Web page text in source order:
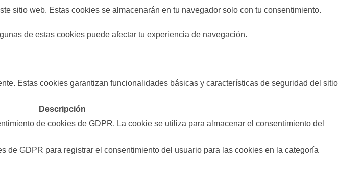
sitio web. Estas cookies se almacenarán en tu navegador solo con tu consentimiento.
de estas cookies puede afectar tu experiencia de navegación.
Estas cookies garantizan funcionalidades básicas y características de seguridad del sitio
Descripción
de cookies de GDPR. La cookie se utiliza para almacenar el consentimiento del
de GDPR para registrar el consentimiento del usuario para las cookies en la categoría